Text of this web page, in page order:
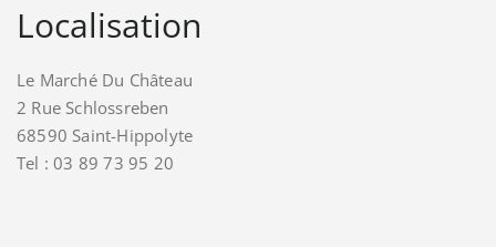
Localisation
Le Marché Du Château
2 Rue Schlossreben
68590 Saint-Hippolyte
Tel : 03 89 73 95 20